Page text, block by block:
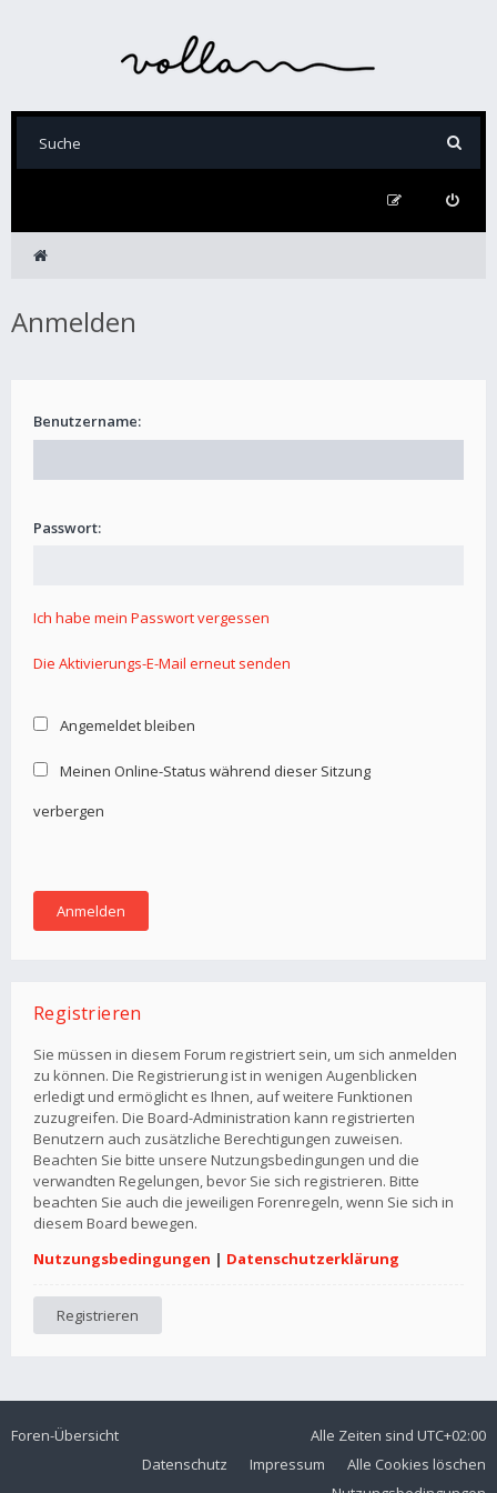
Anmelden
Benutzername:
Passwort:
Ich habe mein Passwort vergessen
Die Aktivierungs-E-Mail erneut senden
Angemeldet bleiben
Meinen Online-Status während dieser Sitzung
verbergen
Registrieren
Sie müssen in diesem Forum registriert sein, um sich anmelden
zu können. Die Registrierung ist in wenigen Augenblicken
erledigt und ermöglicht es Ihnen, auf weitere Funktionen
zuzugreifen. Die Board-Administration kann registrierten
Benutzern auch zusätzliche Berechtigungen zuweisen.
Beachten Sie bitte unsere Nutzungsbedingungen und die
verwandten Regelungen, bevor Sie sich registrieren. Bitte
beachten Sie auch die jeweiligen Forenregeln, wenn Sie sich in
diesem Board bewegen.
Nutzungsbedingungen | Datenschutzerklärung
Registrieren
Foren-Übersicht Alle Zeiten sind UTC+02:00
Alle Cookies löschen
Impressum
Datenschutz